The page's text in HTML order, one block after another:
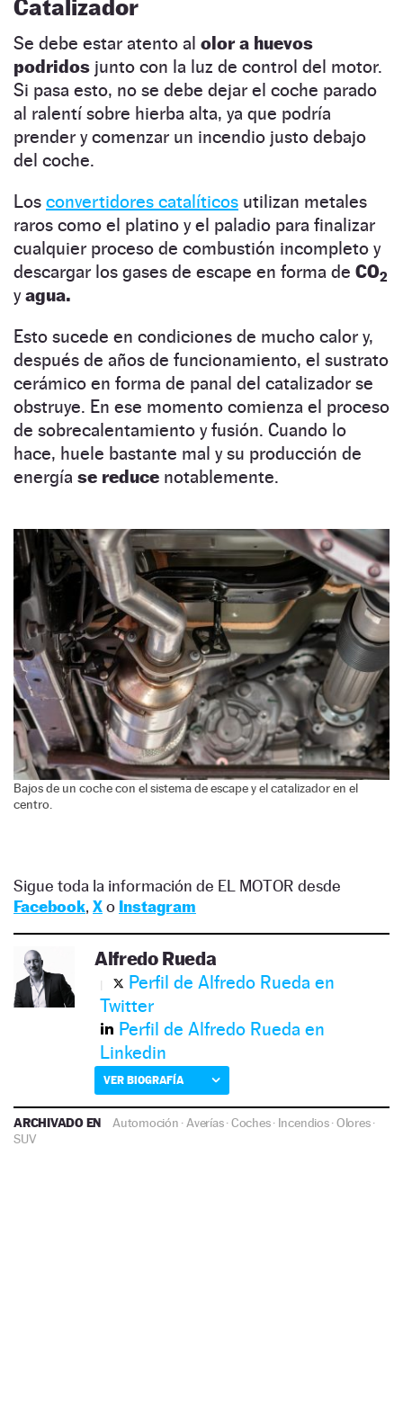
Catalizador
Se debe estar atento al olor a huevos
podridos junto con la luz de control del motor.
Si pasa esto, no se debe dejar el coche parado
al ralentí sobre hierba alta, ya que podría
prender y comenzar un incendio justo debajo
del coche.
Los convertidores catalíticos utilizan metales
raros como el platino y el paladio para finalizar
cualquier proceso de combustión incompleto y
descargar los gases de escape en forma de CO2
yagua.
Esto sucede en condiciones de mucho calor y,
después de años de funcionamiento, el sustrato
cerámico en forma de panal del catalizador se
obstruye. En ese momento comienza el proceso
de sobrecalentamiento y fusión. Cuando lo
hace, huele bastante mal y su producción de
energía se reduce notablemente.
Bajos de un coche con el sistema de escape y el catalizador en el
centro.
Sigue toda la información de EL MOTOR desde
Facebook, Xo Instagram
Alfredo Rueda
Perfil de Alfredo Rueda en
Twitter
Perfil de Alfredo Rueda en
Linkedin
VER BIOGRAFÍA
ARCHIVADO EN Automoción · Averías·Coches· Incendios·Olores·
SUV